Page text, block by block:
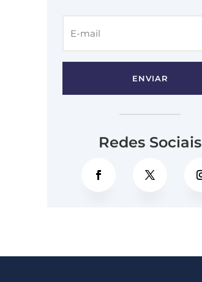
ENVIAR
Redes Sociais